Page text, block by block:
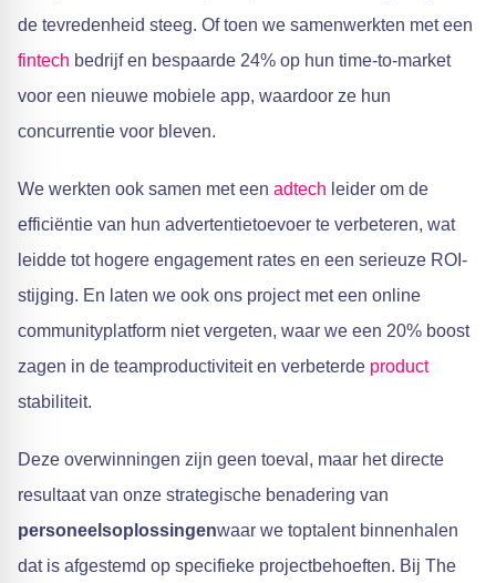
de tevredenheid steeg. Of toen we samenwerkten met een
fintech bedrijf en bespaarde 24% op hun time-to-market
voor een nieuwe mobiele app, waardoor ze hun
concurrentie voor bleven.
We werkten ook samen met een adtech leider om de
efficiëntie van hun advertentietoevoer te verbeteren, wat
leidde tot hogere engagement rates en een serieuze ROI-
stijging. En laten we ook ons project met een online
communityplatform niet vergeten, waar we een 20% boost
zagen in de teamproductiviteit en verbeterde product
stabiliteit.
Deze overwinningen zijn geen toeval, maar het directe
resultaat van onze strategische benadering van
personeelsoplossingenwaar we toptalent binnenhalen
dat is afgestemd op specifieke projectbehoeften. Bij The